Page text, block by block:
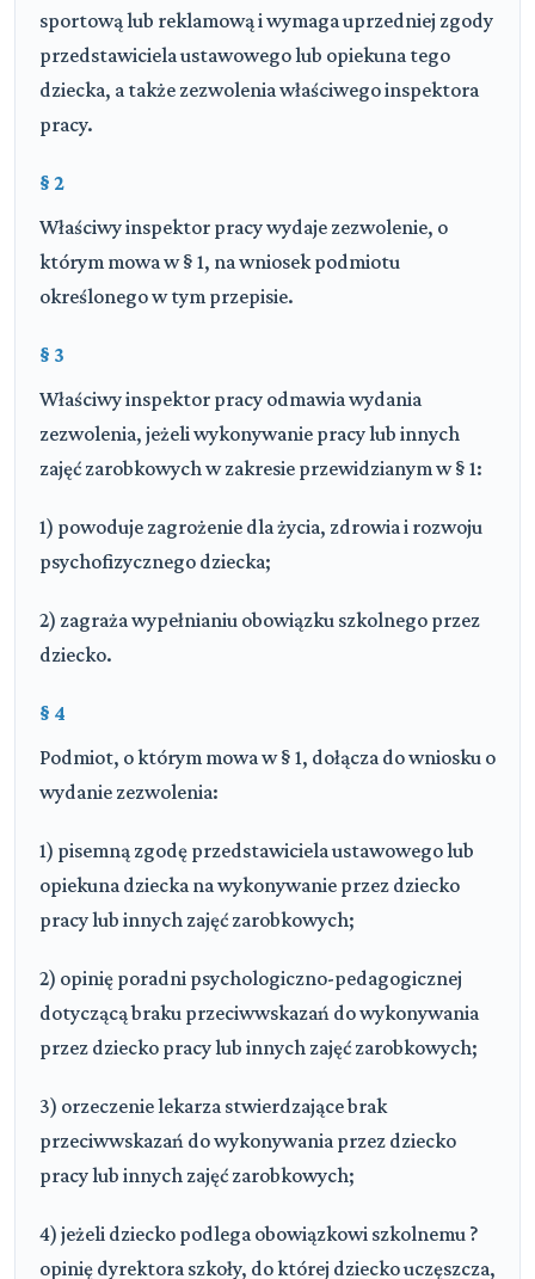
sportową lub reklamową i wymaga uprzedniej zgody
przedstawiciela ustawowego lub opiekuna tego
dziecka, a także zezwolenia właściwego inspektora
pracy.
§ 2
Właściwy inspektor pracy wydaje zezwolenie, o
którym mowa w § 1, na wniosek podmiotu
określonego w tym przepisie.
§ 3
Właściwy inspektor pracy odmawia wydania
zezwolenia, jeżeli wykonywanie pracy lub innych
zajęć zarobkowych w zakresie przewidzianym w § 1:
1) powoduje zagrożenie dla życia, zdrowia i rozwoju
psychofizycznego dziecka;
2) zagraża wypełnianiu obowiązku szkolnego przez
dziecko.
§ 4
Podmiot, o którym mowa w § 1, dołącza do wniosku o
wydanie zezwolenia:
1) pisemną zgodę przedstawiciela ustawowego lub
opiekuna dziecka na wykonywanie przez dziecko
pracy lub innych zajęć zarobkowych;
2) opinię poradni psychologiczno-pedagogicznej
dotyczącą braku przeciwwskazań do wykonywania
przez dziecko pracy lub innych zajęć zarobkowych;
3) orzeczenie lekarza stwierdzające brak
przeciwwskazań do wykonywania przez dziecko
pracy lub innych zajęć zarobkowych;
4) jeżeli dziecko podlega obowiązkowi szkolnemu ?
opinię dyrektora szkoły, do której dziecko uczęszcza,